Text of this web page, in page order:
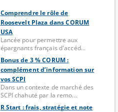
Comprendre le rôle de
Roosevelt Plaza dans CORUM
USA
Lancée pour permettre aux
épargnants français d'accéd...
Bonus de 3 % CORUM :
complément d’information sur
vos SCPI
Dans un contexte de marché des
SCPI chahuté par la remo...
R Start : frais, stratégie et note